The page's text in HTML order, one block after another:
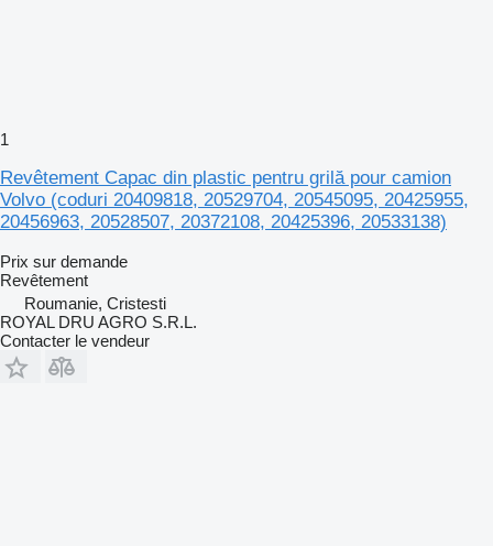
1
Revêtement Capac din plastic pentru grilă pour camion
Volvo (coduri 20409818, 20529704, 20545095, 20425955,
20456963, 20528507, 20372108, 20425396, 20533138)
Prix sur demande
Revêtement
Roumanie, Cristesti
ROYAL DRU AGRO S.R.L.
Contacter le vendeur